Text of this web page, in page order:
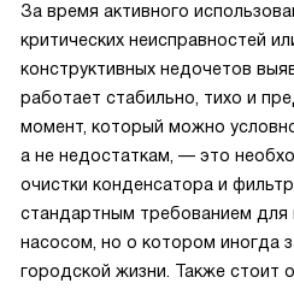
За время активного
критических неисправностей
конструктивных недочетов
работает стабильно, тихо и
момент, который можно
а не недостаткам, — это
очистки конденсатора и
стандартным требованием для
насосом, но о котором иногда
городской жизни. Также стоит